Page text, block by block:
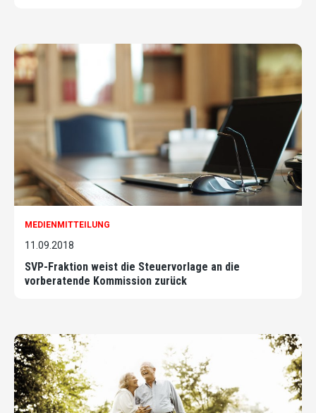
MEDIENMITTEILUNG
11.09.2018
SVP-Fraktion weist die Steuervorlage an die
vorberatende Kommission zurück